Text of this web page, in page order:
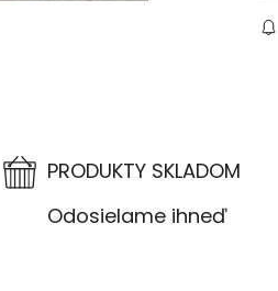
PRODUKTY SKLADOM
Odosielame ihneď